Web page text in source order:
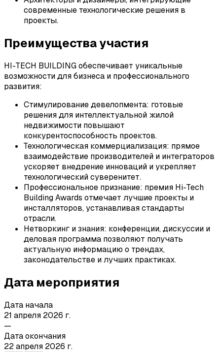
современные технологические решения в
проекты.
Преимущества участия
HI-TECH BUILDING обеспечивает уникальные
возможности для бизнеса и профессионального
развития:
Стимулирование девелопмента: готовые
решения для интеллектуальной жилой
недвижимости повышают
конкурентоспособность проектов.
Технологическая коммерциализация: прямое
взаимодействие производителей и интеграторов
ускоряет внедрение инноваций и укрепляет
технологический суверенитет.
Профессиональное признание: премия Hi-Tech
Building Awards отмечает лучшие проекты и
инсталляторов, устанавливая стандарты
отрасли.
Нетворкинг и знания: конференции, дискуссии и
деловая программа позволяют получать
актуальную информацию о трендах,
законодательстве и лучших практиках.
Дата мероприятия
Дата начала
21 апреля 2026 г.
—
Дата окончания
22 апреля 2026 г.